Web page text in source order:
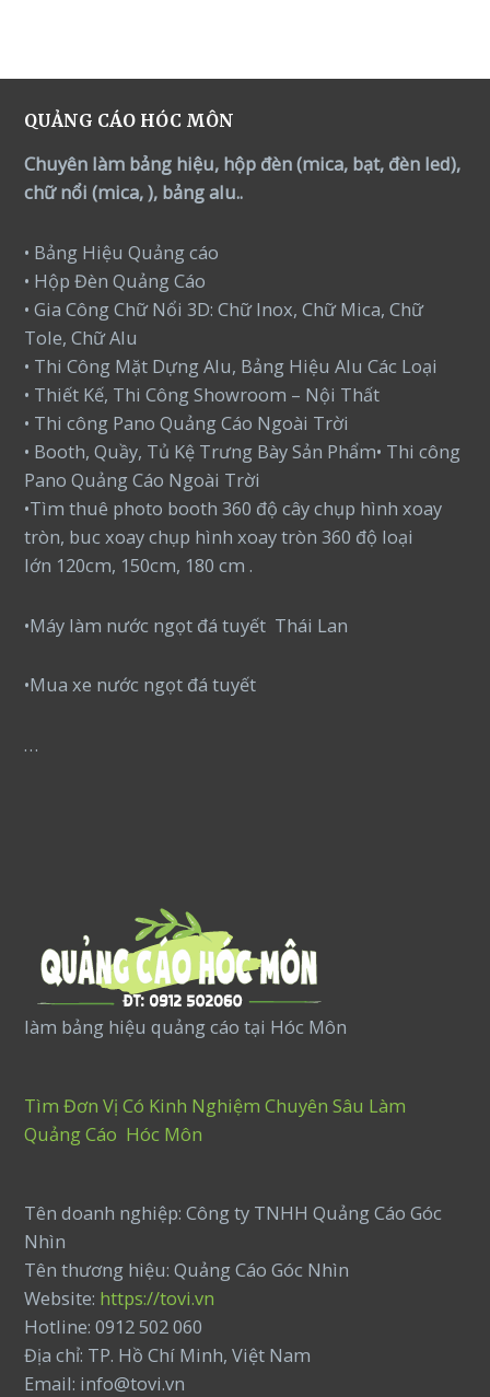
QUẢNG CÁO HÓC MÔN
Chuyên làm bảng hiệu, hộp đèn (mica, bạt, đèn led),
chữ nổi (mica, ), bảng alu..
• Bảng Hiệu Quảng cáo
• Hộp Đèn Quảng Cáo
• Gia Công Chữ Nổi 3D: Chữ Inox, Chữ Mica, Chữ
Tole, Chữ Alu
• Thi Công Mặt Dựng Alu, Bảng Hiệu Alu Các Loại
• Thiết Kế, Thi Công Showroom – Nội Thất
• Thi công Pano Quảng Cáo Ngoài Trời
• Booth, Quầy, Tủ Kệ Trưng Bày Sản Phẩm• Thi công
Pano Quảng Cáo Ngoài Trời
•Tìm thuê photo booth 360 độ cây chụp hình xoay
tròn, buc xoay chụp hình xoay tròn 360 độ loại
lớn 120cm, 150cm, 180 cm .
•Máy làm nước ngọt đá tuyết Thái Lan
•Mua xe nước ngọt đá tuyết
…
làm bảng hiệu quảng cáo tại Hóc Môn
Tìm Đơn Vị Có Kinh Nghiệm Chuyên Sâu Làm
Quảng Cáo Hóc Môn
Tên doanh nghiệp: Công ty TNHH Quảng Cáo Góc
Nhìn
Tên thương hiệu: Quảng Cáo Góc Nhìn
Website: https://tovi.vn
Hotline: 0912 502 060
Địa chỉ: TP. Hồ Chí Minh, Việt Nam
Email: info@tovi.vn